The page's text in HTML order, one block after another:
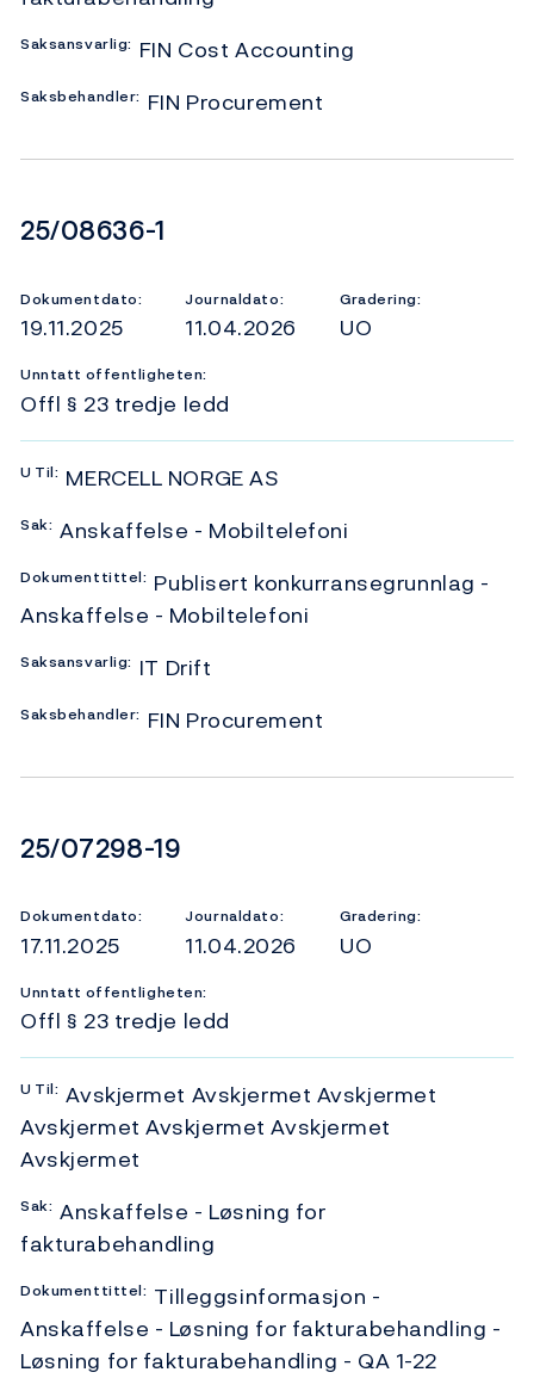
Saksansvarlig: FIN Cost Accounting
Saksbehandler: FIN Procurement
Dokumentnummer
25/08636-1
Dokumentdato:
19.11.2025
Journaldato:
11.04.2026
Gradering:
UO
Unntatt offentligheten:
Offl § 23 tredje ledd
U Til: MERCELL NORGE AS
Sak: Anskaffelse - Mobiltelefoni
Dokumenttittel: Publisert konkurransegrunnlag -
Anskaffelse - Mobiltelefoni
Saksansvarlig: IT Drift
Saksbehandler: FIN Procurement
Dokumentnummer
25/07298-19
Dokumentdato:
17.11.2025
Journaldato:
11.04.2026
Gradering:
UO
Unntatt offentligheten:
Offl § 23 tredje ledd
U Til: Avskjermet Avskjermet Avskjermet
Avskjermet Avskjermet Avskjermet
Avskjermet
Sak: Anskaffelse - Løsning for
fakturabehandling
Dokumenttittel: Tilleggsinformasjon -
Anskaffelse - Løsning for fakturabehandling -
Løsning for fakturabehandling - QA 1-22